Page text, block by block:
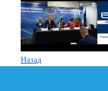
Назад